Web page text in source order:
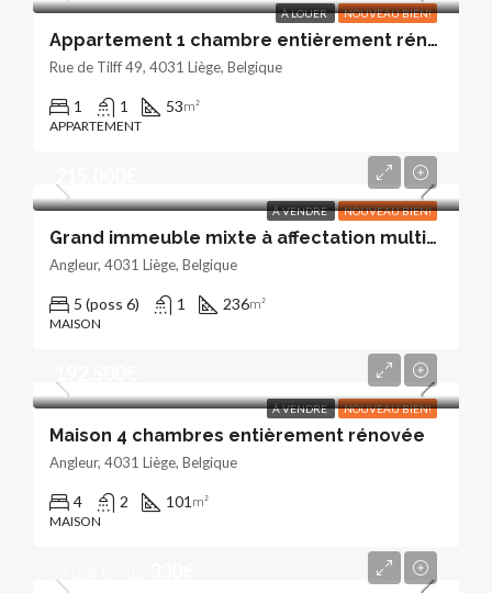
À LOUER NOUVEAU BIEN!
Appartement 1 chambre entièrement rénové
Rue de Tilff 49, 4031 Liège, Belgique
1 1 53m²
APPARTEMENT
À VENDRE NOUVEAU BIEN!
Grand immeuble mixte à affectation multiple avec2 garages
Angleur, 4031 Liège, Belgique
5 (poss 6) 1 236m²
MAISON
À VENDRE NOUVEAU BIEN!
Maison 4 chambres entièrement rénovée
Angleur, 4031 Liège, Belgique
4 2 101 m²
MAISON